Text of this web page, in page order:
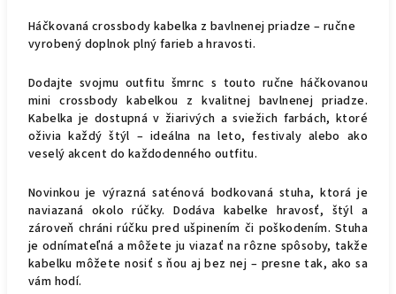
Háčkovaná crossbody kabelka z bavlnenej priadze – ručne
vyrobený doplnok plný farieb a hravosti.
Dodajte svojmu outfitu šmrnc s touto ručne háčkovanou
mini crossbody kabelkou z kvalitnej bavlnenej priadze.
Kabelka je dostupná v žiarivých a sviežich farbách, ktoré
oživia každý štýl – ideálna na leto, festivaly alebo ako
veselý akcent do každodenného outfitu.
Novinkou je výrazná saténová bodkovaná stuha, ktorá je
naviazaná okolo rúčky. Dodáva kabelke hravosť, štýl a
zároveň chráni rúčku pred ušpinením či poškodením. Stuha
je odnímateľná a môžete ju viazať na rôzne spôsoby, takže
kabelku môžete nosiť s ňou aj bez nej – presne tak, ako sa
vám hodí.